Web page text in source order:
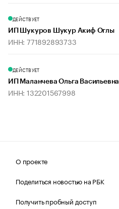
ДЕЙСТВУЕТ
ИП Шукуров Шукур Акиф Оглы
ИНН: 771892893733
ДЕЙСТВУЕТ
ИП Маланчева Ольга Васильевна
ИНН: 132201567998
О проекте
Поделиться новостью на РБК
Получить пробный доступ